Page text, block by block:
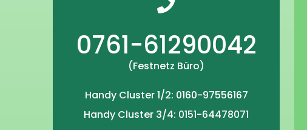
0761-61290042
(Festnetz Büro)
Handy Cluster 1/2: 0160-97556167
Handy Cluster 3/4: 0151-64478071